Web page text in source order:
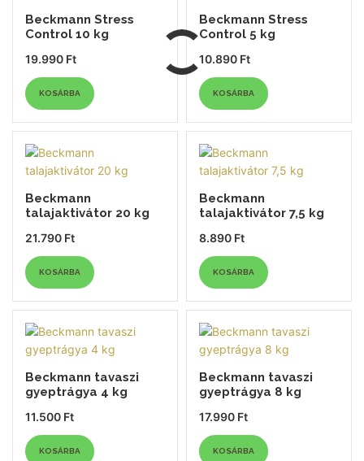
Beckmann Stress
Control 10 kg
19.990 Ft
KOSÁRBA
Beckmann Stress
Control 5 kg
10.890 Ft
KOSÁRBA
Beckmann
talajaktivátor 20 kg
21.790 Ft
KOSÁRBA
Beckmann
talajaktivátor 7,5 kg
8.890 Ft
KOSÁRBA
Beckmann tavaszi
gyeptrágya 4 kg
11.500 Ft
KOSÁRBA
Beckmann tavaszi
gyeptrágya 8 kg
17.990 Ft
KOSÁRBA